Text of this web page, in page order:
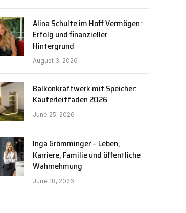
Alina Schulte im Hoff Vermögen:
Erfolg und finanzieller
Hintergrund
August 3, 2026
Balkonkraftwerk mit Speicher:
Käuferleitfaden 2026
June 25, 2026
Inga Grömminger – Leben,
Karriere, Familie und öffentliche
Wahrnehmung
June 18, 2026